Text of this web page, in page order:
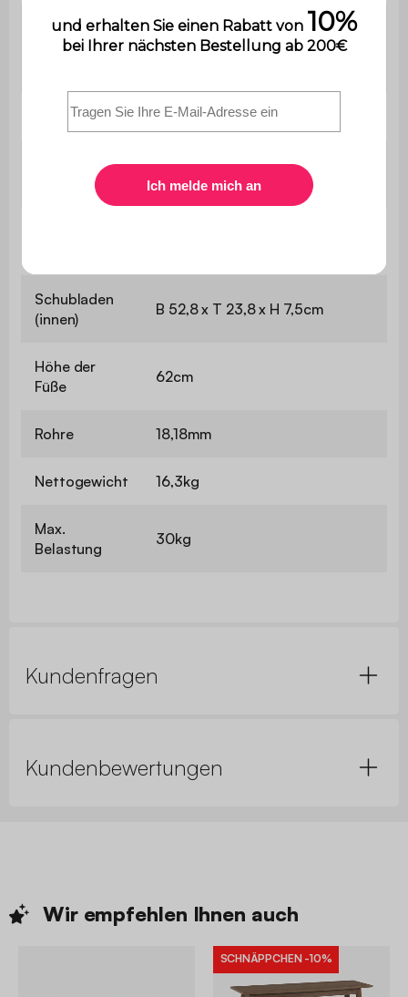
Montage
Der Aufbau ist sehr einfach,
eine Bedienungsanleitung wird
Konsole B 120 x T 30 x H 77cm
Schubladen
(innen)
B 52,8 x T 23,8 x H 7,5cm
Höhe der
Füße
62cm
Rohre 18,18mm
Nettogewicht 16,3kg
Max.
Belastung
30kg
Kundenfragen
Kundenbewertungen
Wir empfehlen Ihnen auch
SCHNÄPPCHEN -10%